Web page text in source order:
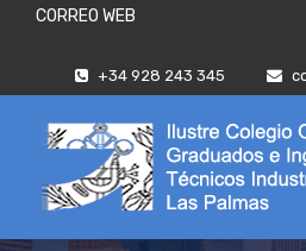
CORREO WEB
+34 928 243 345